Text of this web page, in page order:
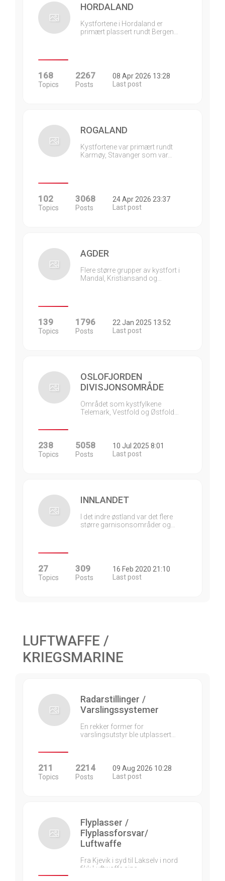
HORDALAND
Kystfortene i Hordaland er
primært plassert rundt Bergen…
168
Topics
2267
Posts
08 Apr 2026 13:28
Last post
ROGALAND
Kystfortene var primært rundt
Karmøy, Stavanger som var…
102
Topics
3068
Posts
24 Apr 2026 23:37
Last post
AGDER
Flere større grupper av kystfort i
Mandal, Kristiansand og…
139
Topics
1796
Posts
22 Jan 2025 13:52
Last post
OSLOFJORDEN
DIVISJONSOMRÅDE
Området som kystfylkene
Telemark, Vestfold og Østfold…
238
Topics
5058
Posts
10 Jul 2025 8:01
Last post
INNLANDET
I det indre østland var det flere
større garnisonsområder og…
27
Topics
309
Posts
16 Feb 2020 21:10
Last post
LUFTWAFFE /
KRIEGSMARINE
Radarstillinger /
Varslingssystemer
En rekker former for
varslingsutstyr ble utplassert…
211
Topics
2214
Posts
09 Aug 2026 10:28
Last post
Flyplasser /
Flyplassforsvar/
Luftwaffe
Fra Kjevik i syd til Lakselv i nord
fikk Luftwaffe sine…